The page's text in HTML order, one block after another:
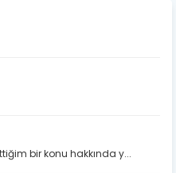
bir konu hakkında y...